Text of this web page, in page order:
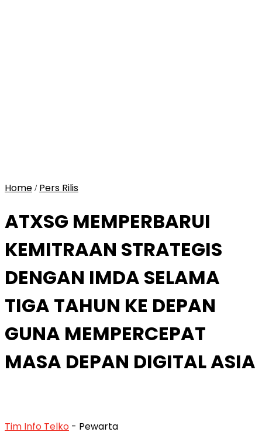
Home / Pers Rilis
ATXSG MEMPERBARUI
KEMITRAAN STRATEGIS
DENGAN IMDA SELAMA
TIGA TAHUN KE DEPAN
GUNA MEMPERCEPAT
MASA DEPAN DIGITAL ASIA
Tim Info Telko - Pewarta